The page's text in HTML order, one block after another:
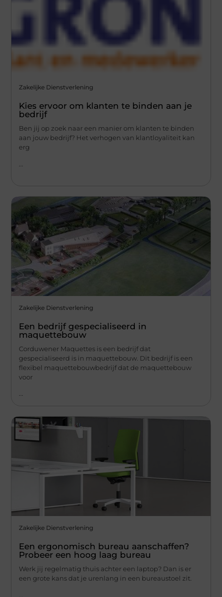
Zakelijke Dienstverlening
Kies ervoor om klanten te binden aan je
bedrijf
Ben jij op zoek naar een manier om klanten te binden
aan jouw bedrijf? Het verhogen van klantloyaliteit kan
erg
Zakelijke Dienstverlening
Een bedrijf gespecialiseerd in
maquettebouw
Corduwener Maquettes is een bedrijf dat
gespecialiseerd is in maquettebouw. Dit bedrijf is een
flexibel maquettebouwbedrijf dat de maquettebouw
voor
...
Zakelijke Dienstverlening
Een ergonomisch bureau aanschaffen?
Probeer een hoog laag bureau
Werk jij regelmatig thuis achter een laptop? Dan is er
een grote kans dat je urenlang in een bureaustoel zit.